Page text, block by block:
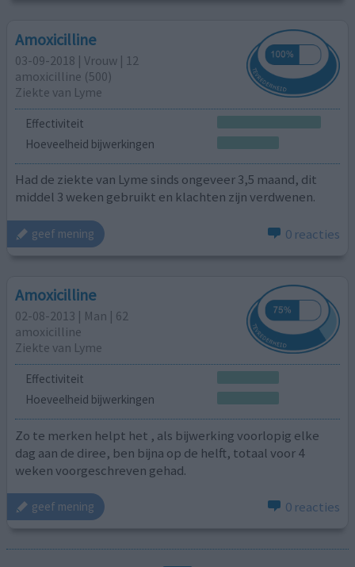
Amoxicilline
03-09-2018 | Vrouw | 12
amoxicilline (500)
Ziekte van Lyme
Effectiviteit
Hoeveelheid bijwerkingen
Had de ziekte van Lyme sinds ongeveer 3,5 maand, dit
middel 3 weken gebruikt en klachten zijn verdwenen.
geef mening 0 reacties
Amoxicilline
02-08-2013 | Man | 62
amoxicilline
Ziekte van Lyme
Effectiviteit
Hoeveelheid bijwerkingen
Zo te merken helpt het , als bijwerking voorlopig elke
dag aan de diree, ben bijna op de helft, totaal voor 4
weken voorgeschreven gehad.
geef mening 0 reacties